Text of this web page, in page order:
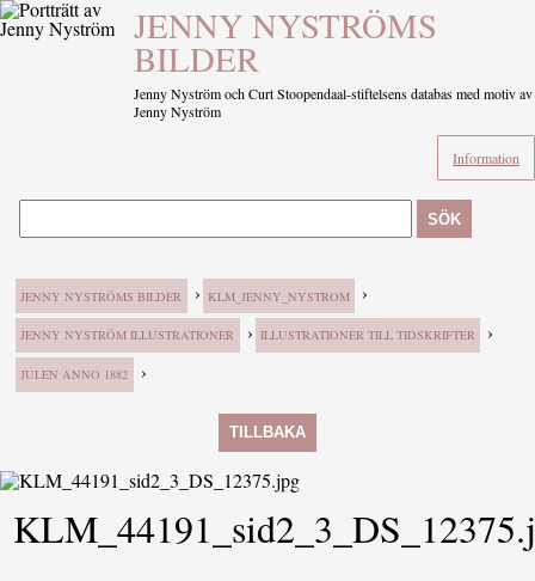
JENNY NYSTRÖMS
BILDER
Jenny Nyström och Curt Stoopendaal-stiftelsens databas med motiv av
Jenny Nyström
Information
SÖK
JENNY NYSTRÖMS BILDER › KLM_JENNY_NYSTROM ›
JENNY NYSTRÖM ILLUSTRATIONER › ILLUSTRATIONER TILL TIDSKRIFTER ›
JULEN ANNO 1882 ›
TILLBAKA